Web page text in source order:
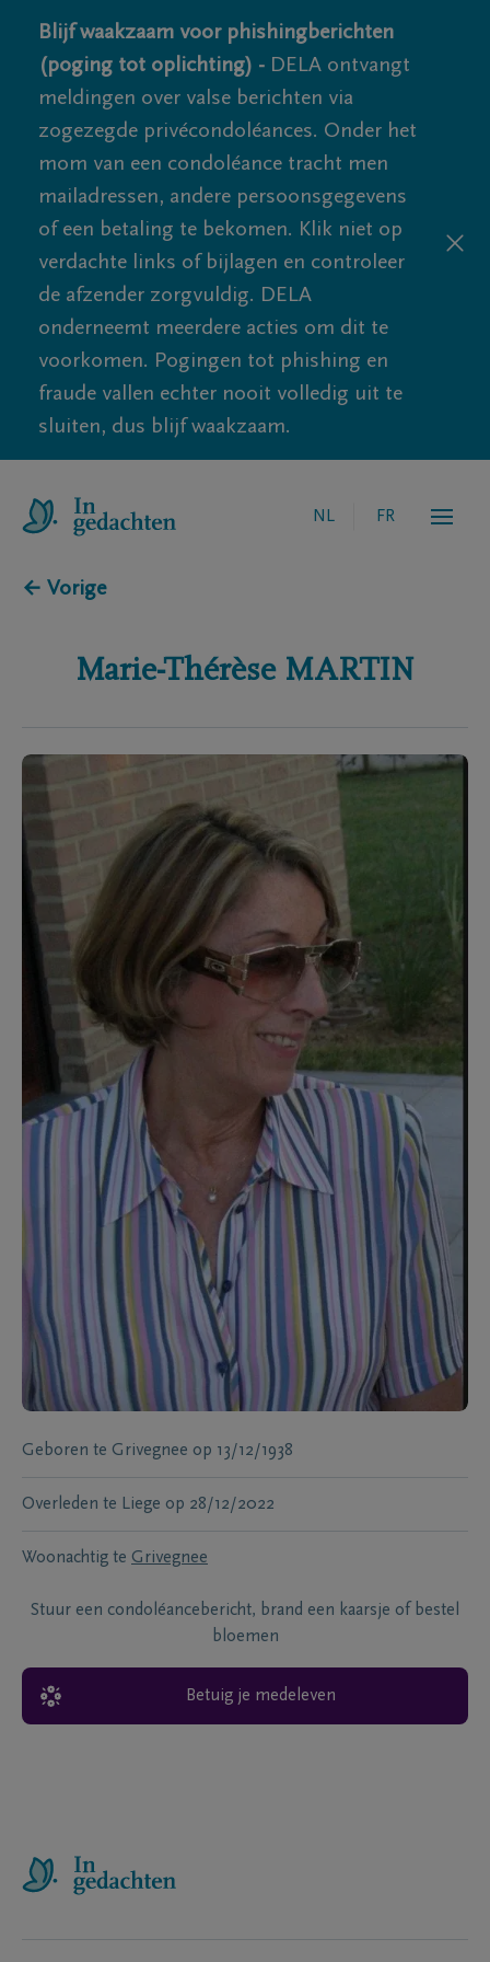
Blijf waakzaam voor phishingberichten
(poging tot oplichting) - DELA ontvangt
meldingen over valse berichten via
zogezegde privécondoléances. Onder het
mom van een condoléance tracht men
mailadressen, andere persoonsgegevens
of een betaling te bekomen. Klik niet op
verdachte links of bijlagen en controleer
de afzender zorgvuldig. DELA
onderneemt meerdere acties om dit te
voorkomen. Pogingen tot phishing en
fraude vallen echter nooit volledig uit te
sluiten, dus blijf waakzaam.
NL FR
← Vorige
Marie-Thérèse MARTIN
Geboren te Grivegnee op 13/12/1938
Overleden te Liege op 28/12/2022
Woonachtig te Grivegnee
Stuur een condoléancebericht, brand een kaarsje of bestel
bloemen
Betuig je medeleven